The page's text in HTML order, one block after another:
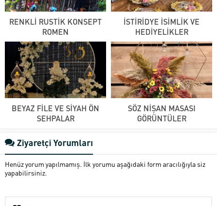
RENKLİ RUSTİK KONSEPT
ROMEN
İSTİRİDYE İSİMLİK VE
HEDİYELİKLER
BEYAZ FİLE VE SİYAH ÖN
SEHPALAR
SÖZ NİŞAN MASASI
GÖRÜNTÜLER
Ziyaretçi Yorumları
Henüz yorum yapılmamış. İlk yorumu aşağıdaki form aracılığıyla siz
yapabilirsiniz.